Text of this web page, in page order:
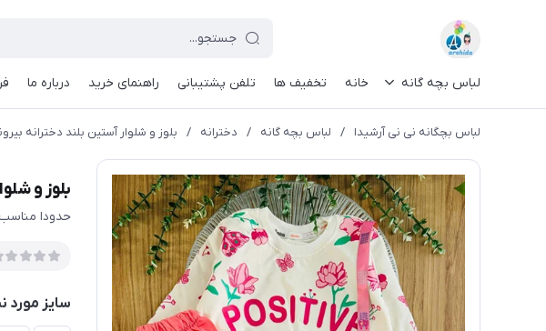
لباس بچه گانه خانه تخفیف ها تلفن پشتیبانی راهنمای خرید درباره ما
لباس بچگانه نی نی آرشیدا / لباس بچه گانه / دخترانه / بلوز و شلوار آستین بلند دخترانه بیرونی
بلوز و
حدودا مناسب (۶ تا ۹ سال) به علت متفاوت بودن قواره تولیدی ها حتما
سایز مورد